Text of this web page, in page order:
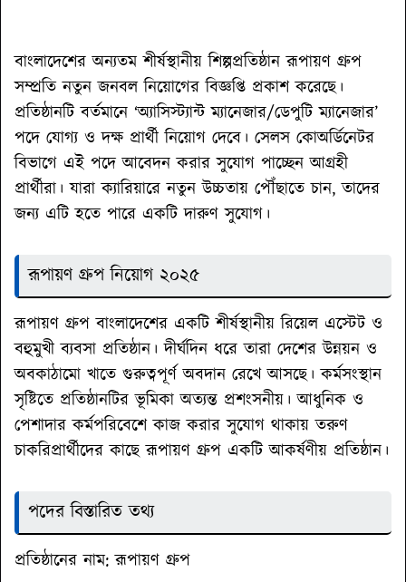
বাংলাদেশের অন্যতম শীর্ষস্থানীয় শিল্পপ্রতিষ্ঠান রূপায়ণ গ্রুপ
সম্প্রতি নতুন জনবল নিয়োগের বিজ্ঞপ্তি প্রকাশ করেছে।
প্রতিষ্ঠানটি বর্তমানে ‘অ্যাসিস্ট্যান্ট ম্যানেজার/ডেপুটি ম্যানেজার’
পদে যোগ্য ও দক্ষ প্রার্থী নিয়োগ দেবে। সেলস কোঅর্ডিনেটর
বিভাগে এই পদে আবেদন করার সুযোগ পাচ্ছেন আগ্রহী
প্রার্থীরা। যারা ক্যারিয়ারে নতুন উচ্চতায় পৌঁছাতে চান, তাদের
জন্য এটি হতে পারে একটি দারুণ সুযোগ।
রূপায়ণ গ্রুপ নিয়োগ ২০২৫
রূপায়ণ গ্রুপ বাংলাদেশের একটি শীর্ষস্থানীয় রিয়েল এস্টেট ও
বহুমুখী ব্যবসা প্রতিষ্ঠান। দীর্ঘদিন ধরে তারা দেশের উন্নয়ন ও
অবকাঠামো খাতে গুরুত্বপূর্ণ অবদান রেখে আসছে। কর্মসংস্থান
সৃষ্টিতে প্রতিষ্ঠানটির ভূমিকা অত্যন্ত প্রশংসনীয়। আধুনিক ও
পেশাদার কর্মপরিবেশে কাজ করার সুযোগ থাকায় তরুণ
চাকরিপ্রার্থীদের কাছে রূপায়ণ গ্রুপ একটি আকর্ষণীয় প্রতিষ্ঠান।
পদের বিস্তারিত তথ্য
প্রতিষ্ঠানের নাম: রূপায়ণ গ্রুপ